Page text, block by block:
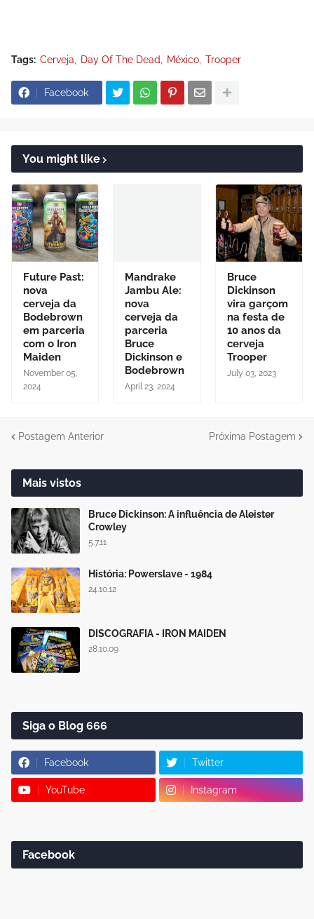
Tags: Cerveja Day Of The Dead México Trooper
Facebook
You might like
Future Past:
nova
cerveja da
Bodebrown
em parceria
com o Iron
Maiden
November 05,
2024
Mandrake
Jambu Ale:
nova
cerveja da
parceria
Bruce
Dickinson e
Bodebrown
April 23, 2024
Bruce
Dickinson
vira garçom
na festa de
10 anos da
cerveja
Trooper
July 03, 2023
Postagem Anterior Próxima Postagem
Mais vistos
Bruce Dickinson: A influência de Aleister
Crowley
5.7.11
História: Powerslave - 1984
24.10.12
DISCOGRAFIA - IRON MAIDEN
28.10.09
Siga o Blog 666
Facebook Twitter
YouTube Instagram
Facebook